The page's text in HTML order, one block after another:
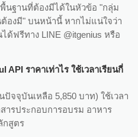
นฐานที่ต้องมีได้ในหัวข้อ "กลุ่ม
องมี" บนหน้านี้ หากไม่แน่ใจว่า
ฟรีทาง LINE @itgenius หรือ
API ราคาเท่าไร ใช้เวลาเรียนกี่
จจุบันเหลือ 5,850 บาท) ใช้เวลา
ารประกอบการอบรม อาหาร
กสูตร